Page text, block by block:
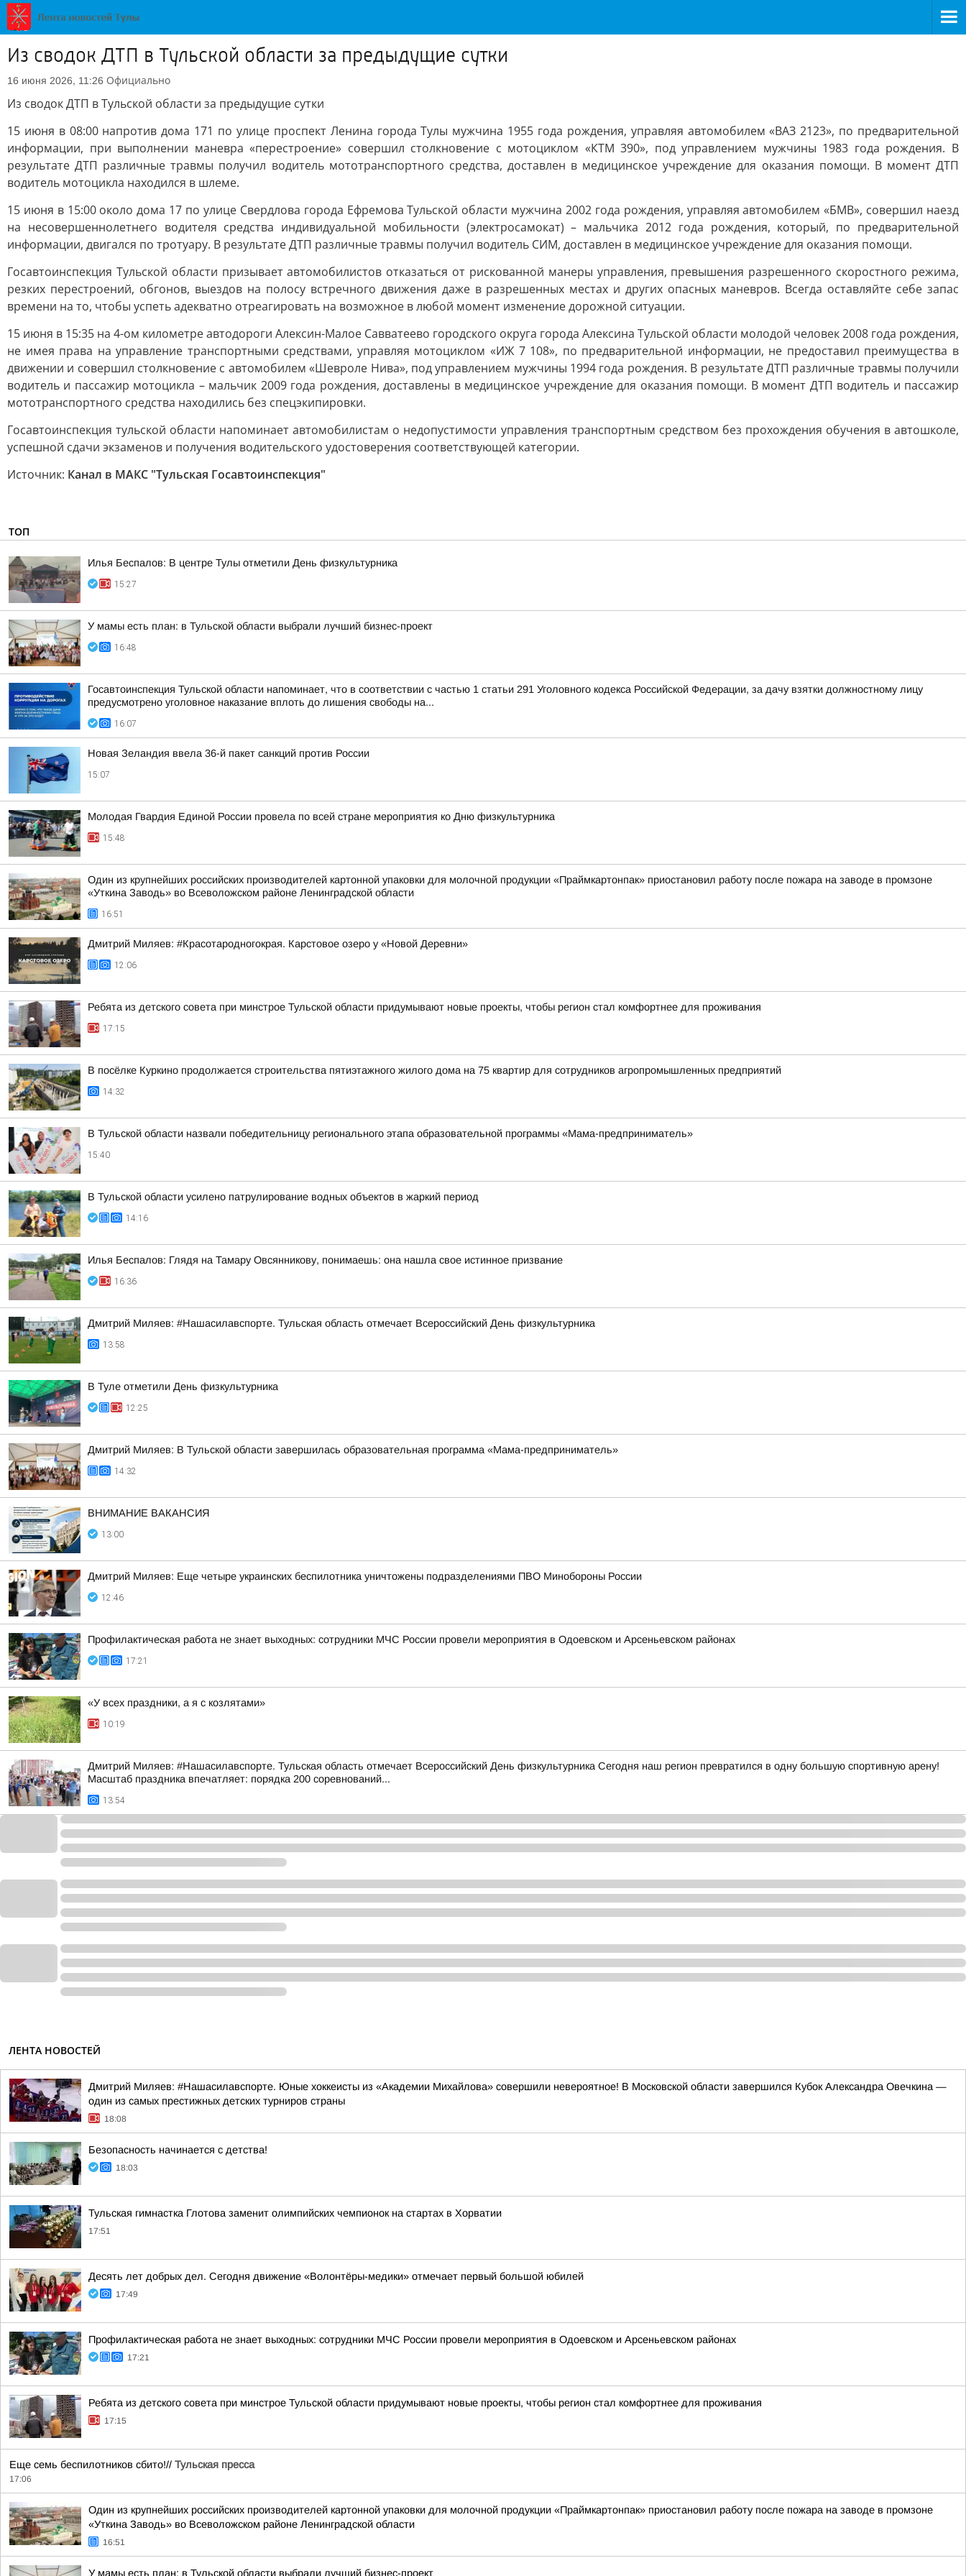
Из сводок ДТП в Тульской области за предыдущие сутки
16 июня 2026, 11:26 Официально
Из сводок ДТП в Тульской области за предыдущие сутки
15 июня в 08:00 напротив дома 171 по улице проспект Ленина города Тулы мужчина 1955 года рождения, управляя автомобилем «ВАЗ 2123», по предварительной
информации, при выполнении маневра «перестроение» совершил столкновение с мотоциклом «КТМ 390», под управлением мужчины 1983 года рождения. В
результате ДТП различные травмы получил водитель мототранспортного средства, доставлен в медицинское учреждение для оказания помощи. В момент ДТП
водитель мотоцикла находился в шлеме.
15 июня в 15:00 около дома 17 по улице Свердлова города Ефремова Тульской области мужчина 2002 года рождения, управляя автомобилем «БМВ», совершил наезд
на несовершеннолетнего водителя средства индивидуальной мобильности (электросамокат) – мальчика 2012 года рождения, который, по предварительной
информации, двигался по тротуару. В результате ДТП различные травмы получил водитель СИМ, доставлен в медицинское учреждение для оказания помощи.
Госавтоинспекция Тульской области призывает автомобилистов отказаться от рискованной манеры управления, превышения разрешенного скоростного режима,
резких перестроений, обгонов, выездов на полосу встречного движения даже в разрешенных местах и других опасных маневров. Всегда оставляйте себе запас
времени на то, чтобы успеть адекватно отреагировать на возможное в любой момент изменение дорожной ситуации.
15 июня в 15:35 на 4-ом километре автодороги Алексин-Малое Савватеево городского округа города Алексина Тульской области молодой человек 2008 года рождения,
не имея права на управление транспортными средствами, управляя мотоциклом «ИЖ 7 108», по предварительной информации, не предоставил преимущества в
движении и совершил столкновение с автомобилем «Шевроле Нива», под управлением мужчины 1994 года рождения. В результате ДТП различные травмы получили
водитель и пассажир мотоцикла – мальчик 2009 года рождения, доставлены в медицинское учреждение для оказания помощи. В момент ДТП водитель и пассажир
мототранспортного средства находились без спецэкипировки.
Госавтоинспекция тульской области напоминает автомобилистам о недопустимости управления транспортным средством без прохождения обучения в автошколе,
успешной сдачи экзаменов и получения водительского удостоверения соответствующей категории.
Источник: Канал в МАКС "Тульская Госавтоинспекция"
ТОП
Илья Беспалов: В центре Тулы отметили День физкультурника
15:27
У мамы есть план: в Тульской области выбрали лучший бизнес-проект
16:48
Госавтоинспекция Тульской области напоминает, что в соответствии с частью 1 статьи 291 Уголовного кодекса Российской Федерации, за дачу взятки должностному лицу
предусмотрено уголовное наказание вплоть до лишения свободы на...
16:07
Новая Зеландия ввела 36-й пакет санкций против России
15:07
Молодая Гвардия Единой России провела по всей стране мероприятия ко Дню физкультурника
15:48
Один из крупнейших российских производителей картонной упаковки для молочной продукции «Праймкартонпак» приостановил работу после пожара на заводе в промзоне
«Уткина Заводь» во Всеволожском районе Ленинградской области
16:51
Дмитрий Миляев: #Красотародногокрая. Карстовое озеро у «Новой Деревни»
12:06
Ребята из детского совета при минстрое Тульской области придумывают новые проекты, чтобы регион стал комфортнее для проживания
17:15
В посёлке Куркино продолжается строительства пятиэтажного жилого дома на 75 квартир для сотрудников агропромышленных предприятий
14:32
В Тульской области назвали победительницу регионального этапа образовательной программы «Мама-предприниматель»
15:40
В Тульской области усилено патрулирование водных объектов в жаркий период
14:16
Илья Беспалов: Глядя на Тамару Овсянникову, понимаешь: она нашла свое истинное призвание
16:36
Дмитрий Миляев: #Нашасилавспорте. Тульская область отмечает Всероссийский День физкультурника
13:58
В Туле отметили День физкультурника
12:25
Дмитрий Миляев: В Тульской области завершилась образовательная программа «Мама-предприниматель»
14:32
ВНИМАНИЕ ВАКАНСИЯ
13:00
Дмитрий Миляев: Еще четыре украинских беспилотника уничтожены подразделениями ПВО Минобороны России
12:46
Профилактическая работа не знает выходных: сотрудники МЧС России провели мероприятия в Одоевском и Арсеньевском районах
17:21
«У всех праздники, а я с козлятами»
10:19
Дмитрий Миляев: #Нашасилавспорте. Тульская область отмечает Всероссийский День физкультурника Сегодня наш регион превратился в одну большую спортивную арену!
Масштаб праздника впечатляет: порядка 200 соревнований...
13:54
ЛЕНТА НОВОСТЕЙ
Дмитрий Миляев: #Нашасилавспорте. Юные хоккеисты из «Академии Михайлова» совершили невероятное! В Московской области завершился Кубок Александра Овечкина —
один из самых престижных детских турниров страны
18:08
Безопасность начинается с детства!
18:03
Тульская гимнастка Глотова заменит олимпийских чемпионок на стартах в Хорватии
17:51
Десять лет добрых дел. Сегодня движение «Волонтёры-медики» отмечает первый большой юбилей
17:49
Профилактическая работа не знает выходных: сотрудники МЧС России провели мероприятия в Одоевском и Арсеньевском районах
17:21
Ребята из детского совета при минстрое Тульской области придумывают новые проекты, чтобы регион стал комфортнее для проживания
17:15
Еще семь беспилотников сбито!// Тульская пресса
17:06
Один из крупнейших российских производителей картонной упаковки для молочной продукции «Праймкартонпак» приостановил работу после пожара на заводе в промзоне
«Уткина Заводь» во Всеволожском районе Ленинградской области
16:51
У мамы есть план: в Тульской области выбрали лучший бизнес-проект